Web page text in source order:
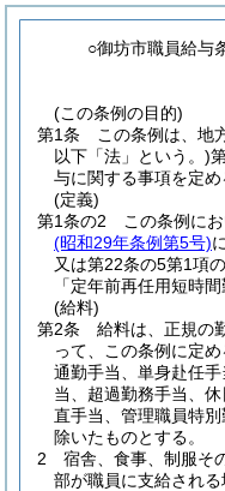
○御坊市職員給与
(この条例の目的)
第1条
この条例は、地
以下「法」という。)
与に関する事項を定め
(定義)
第1条の2
この条例に
(昭和29年条例第5号)
又は第22条の5第1項
「定年前再任用短時
(給料)
第2条
給料は、正規の
って、この条例に定
通勤手当、単身赴任
当、超過勤務手当、
直手当、管理職員特
除いたものとする。
2
宿舎、食事、制服そ
部が職員に支給され